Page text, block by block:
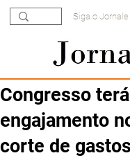
Siga o Jornale
Congresso terá
engajamento
corte de gastos